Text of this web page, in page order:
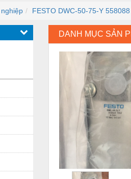
FESTO DWC-50-75-Y 558088
DANH MỤC SẢN